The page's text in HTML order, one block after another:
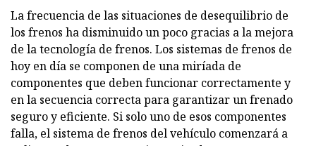
La frecuencia de las situaciones de desequilibrio de
los frenos ha disminuido un poco gracias a la mejora
de la tecnología de frenos. Los sistemas de frenos de
hoy en día se componen de una miríada de
componentes que deben funcionar correctamente y
en la secuencia correcta para garantizar un frenado
seguro y eficiente. Si solo uno de esos componentes
falla, el sistema de frenos del vehículo comenzará a